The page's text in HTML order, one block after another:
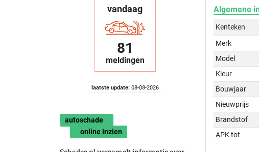
vandaag
81
meldingen
laatste update:08-08-2026
autoschade
online inzien
Algemene
Kenteken
Merk
Model
Kleur
Bouwjaar
Nieuwprijs
Brandstof
APK tot